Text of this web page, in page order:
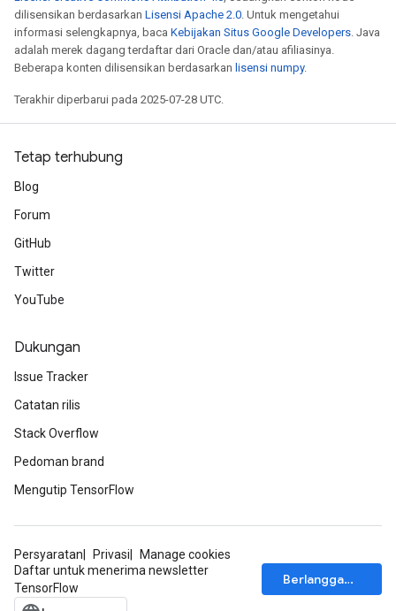
dilisensikan berdasarkan Lisensi Apache 2.0. Untuk mengetahui
informasi selengkapnya, baca Kebijakan Situs Google Developers. Java
adalah merek dagang terdaftar dari Oracle dan/atau afiliasinya.
Beberapa konten dilisensikan berdasarkan lisensi numpy.
Terakhir diperbarui pada 2025-07-28 UTC.
Tetap terhubung
Blog
Forum
GitHub
Twitter
YouTube
Dukungan
Issue Tracker
Catatan rilis
Stack Overflow
Pedoman brand
Mengutip TensorFlow
Persyaratan Privasi
Manage cookies
Daftar untuk menerima newsletter
TensorFlow
Berlangganan